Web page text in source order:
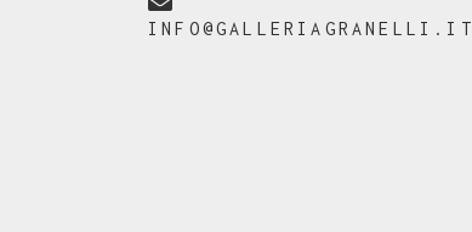
INFO@GALLERIAGRANELLI.IT